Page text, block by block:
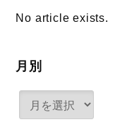
No article exists.
月別